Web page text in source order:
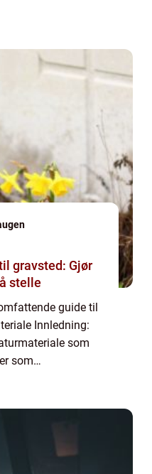
gravsted: Gjør
stelle
guide til
Innledning:
som
som